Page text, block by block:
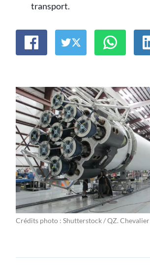
transport.
Crédits photo : Shutterstock / QZ. Chevalier